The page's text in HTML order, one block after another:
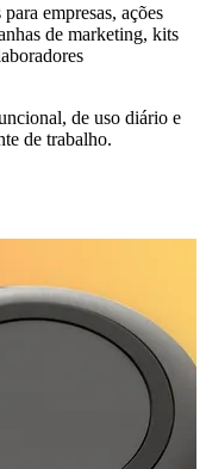
empresas, ações
de marketing, kits
de uso diário e
de trabalho.